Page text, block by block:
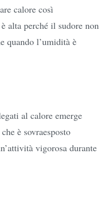
calore così
alta perché il sudore non
quando l’umidità è
al calore emerge
è sovraesposto
vigorosa durante